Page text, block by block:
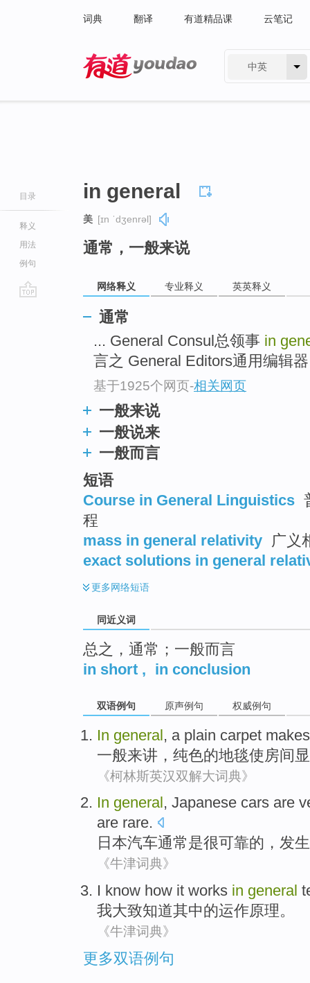
词典 翻译 有道精品课 云笔记
中英
目录
释义
用法
例句
in general
美 [ɪn ˈdʒenrəl]
通常，一般来说
网络释义 专业释义 英英释义
通常
... General Consul总领事 in
言之 General Editors通用编辑
基于1925个网页-相关网页
一般来说
一般说来
一般而言
短语
Course in General Linguistics
程
mass in general relativity 广义
exact solutions in general
更多网络短语
同近义词
总之，通常；一般而言
in short , in conclusion
双语例句 原声例句 权威例句
In general, a plain carpet makes
一般来讲， 纯色的地毯使房间
《柯林斯英汉双解大词典》
In general , Japanese cars are
are rare.
日本汽车通常是很可靠的， 发
《牛津词典》
I know how it works in general
我大致知道其中的运作原理。
《牛津词典》
更多双语例句